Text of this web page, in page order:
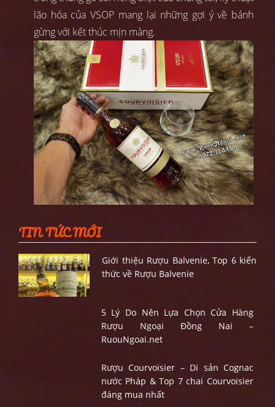
lão hóa của VSOP mang lại những gợi ý về bánh
gừng với kết thúc mịn màng.
TIN TỨC MỚI
Giới thiệu Rượu Balvenie, Top 6 kiến
thức về Rượu Balvenie
5 Lý Do Nên Lựa Chọn Cửa Hàng
Rượu Ngoại Đồng Nai –
RuouNgoai.net
Rượu Courvoisier – Di sản Cognac
nước Pháp & Top 7 chai Courvoisier
đáng mua nhất